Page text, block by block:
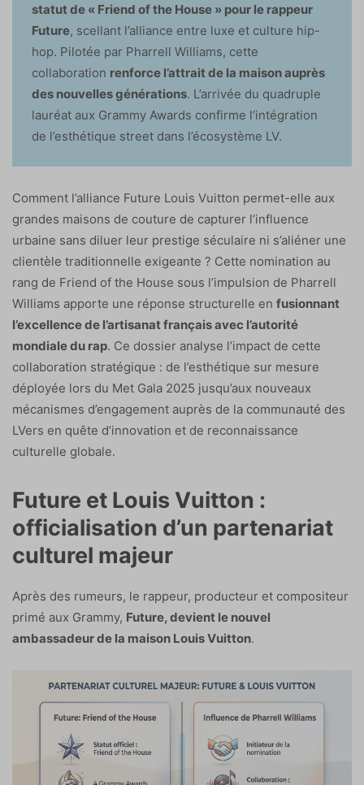
statut de « Friend of the House » pour le rappeur
Future, scellant l’alliance entre luxe et culture hip-
hop. Pilotée par Pharrell Williams, cette
collaboration renforce l’attrait de la maison auprès
des nouvelles générations. L’arrivée du quadruple
lauréat aux Grammy Awards confirme l’intégration
de l’esthétique street dans l’écosystème LV.
Comment l’alliance Future Louis Vuitton permet-elle aux
grandes maisons de couture de capturer l’influence
urbaine sans diluer leur prestige séculaire ni s’aliéner une
clientèle traditionnelle exigeante ? Cette nomination au
rang de Friend of the House sous l’impulsion de Pharrell
Williams apporte une réponse structurelle en fusionnant
l’excellence de l’artisanat français avec l’autorité
mondiale du rap. Ce dossier analyse l’impact de cette
collaboration stratégique : de l’esthétique sur mesure
déployée lors du Met Gala 2025 jusqu’aux nouveaux
mécanismes d’engagement auprès de la communauté des
LVers en quête d’innovation et de reconnaissance
culturelle globale.
Future et Louis Vuitton :
officialisation d’un partenariat
culturel majeur
Après des rumeurs, le rappeur, producteur et compositeur
primé aux Grammy, Future, devient le nouvel
ambassadeur de la maison Louis Vuitton.